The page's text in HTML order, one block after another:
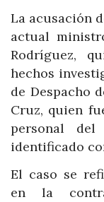
La acusación
actual
Rodríguez,
hechos
de Despacho
Cruz, quien
personal
identificado
El caso se
en la